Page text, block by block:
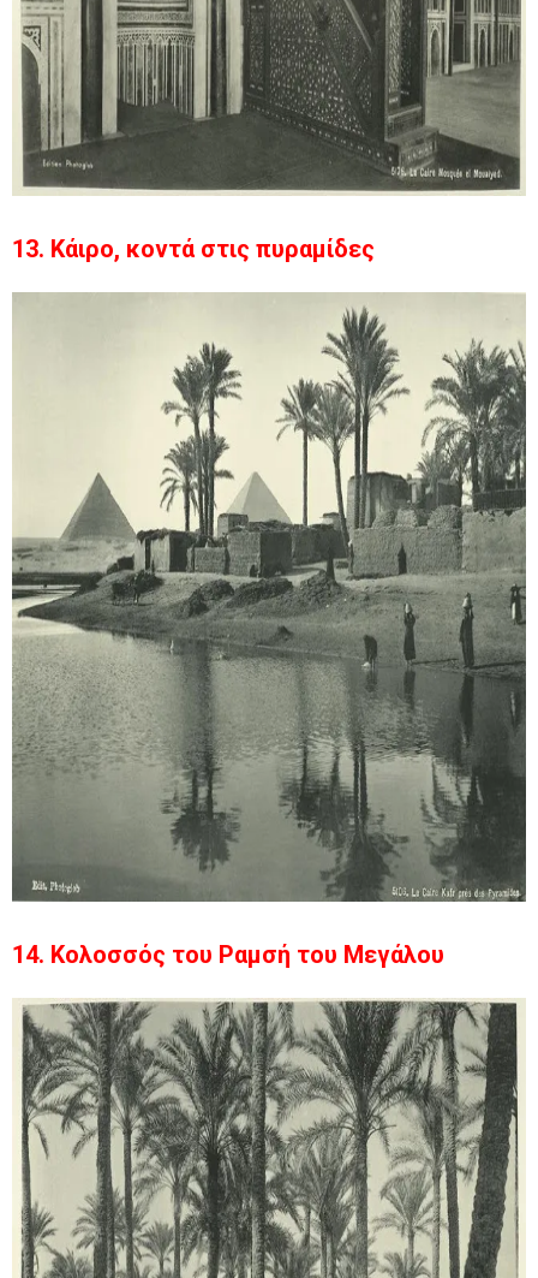
13. Κάιρο, κοντά στις πυραμίδες
14. Κολοσσός του Ραμσή του Μεγάλου